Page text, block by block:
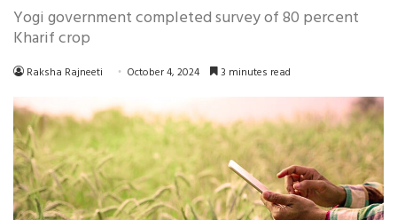
Yogi government completed survey of 80 percent
Kharif crop
Raksha Rajneeti October 4, 2024 3 minutes read